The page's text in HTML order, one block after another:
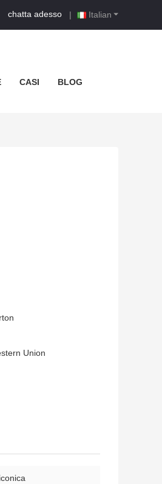
Italian
chatta adesso |
CASI BLOG
Union